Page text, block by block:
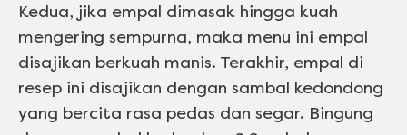
Kedua, jika empal dimasak hingga kuah
mengering sempurna, maka menu ini empal
disajikan berkuah manis. Terakhir, empal di
resep ini disajikan dengan sambal kedondong
yang bercita rasa pedas dan segar. Bingung